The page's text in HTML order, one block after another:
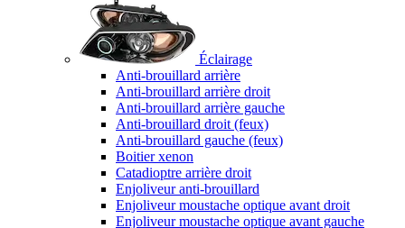
Éclairage
Anti-brouillard arrière
Anti-brouillard arrière droit
Anti-brouillard arrière gauche
Anti-brouillard droit (feux)
Anti-brouillard gauche (feux)
Boitier xenon
Catadioptre arrière droit
Enjoliveur anti-brouillard
Enjoliveur moustache optique avant droit
Enjoliveur moustache optique avant gauche